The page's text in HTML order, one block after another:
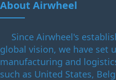
About Airwheel
Since Airwheel's
global vision, we have set
manufacturing and
such as United States,